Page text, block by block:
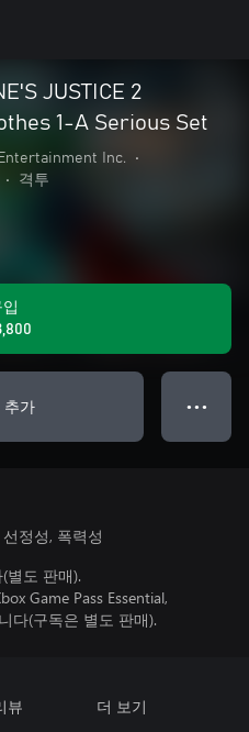
JUSTICE 2
1-A Serious Set
Inc.
•
• 격투
입
추가 ● ● ●
정성, 폭력성
별도 판매).
Game Pass Essential,
다(구독은 별도 판매).
뷰 더 보기